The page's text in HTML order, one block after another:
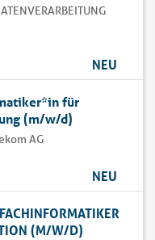
NEU
für
(m/w/d)
AG
NEU
(M/W/D)